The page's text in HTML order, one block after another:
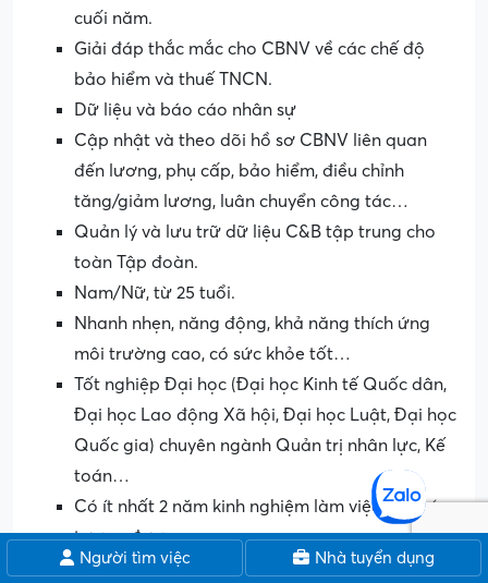
cuối năm.
Giải đáp thắc mắc cho CBNV về các chế độ
bảo hiểm và thuế TNCN.
Dữ liệu và báo cáo nhân sự
Cập nhật và theo dõi hồ sơ CBNV liên quan
đến lương, phụ cấp, bảo hiểm, điều chỉnh
tăng/giảm lương, luân chuyển công tác…
Quản lý và lưu trữ dữ liệu C&B tập trung cho
toàn Tập đoàn.
Nam/Nữ, từ 25 tuổi.
Nhanh nhẹn, năng động, khả năng thích ứng
môi trường cao, có sức khỏe tốt…
Tốt nghiệp Đại học (Đại học Kinh tế Quốc dân,
Đại học Lao động Xã hội, Đại học Luật, Đại học
Quốc gia) chuyên ngành Quản trị nhân lực, Kế
toán…
Có ít nhất 2 năm kinh nghiệm làm việc ở vị trí
tương đương.
Có kỹ năng giao tiếp tốt, Khả năng đánh giá và
Người tìm việc Nhà tuyển dụng